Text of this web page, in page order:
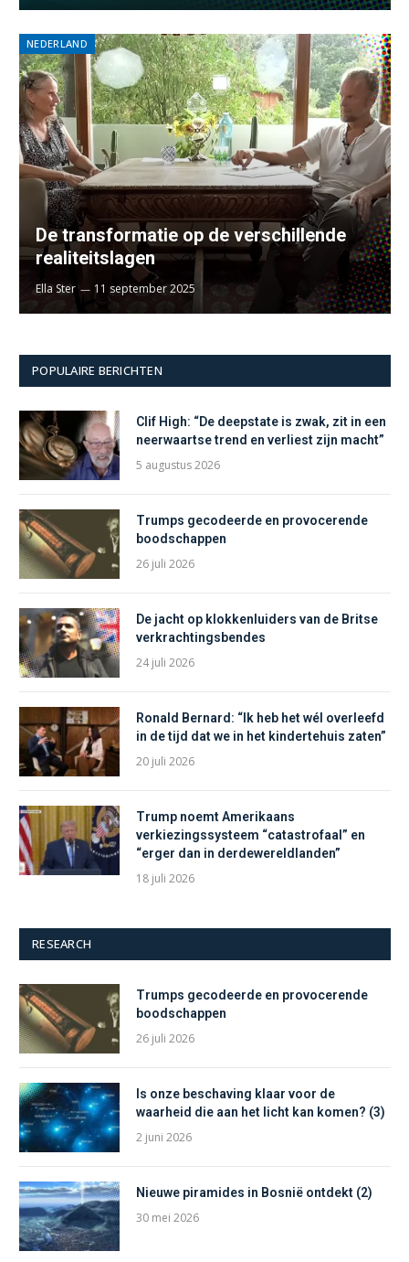
NEDERLAND
De transformatie op de verschillende
realiteitslagen
Ella Ster 11 september 2025
POPULAIRE BERICHTEN
Clif High: “De deepstate is zwak, zit in een
neerwaartse trend en verliest zijn macht”
5 augustus 2026
Trumps gecodeerde en provocerende
boodschappen
26 juli 2026
De jacht op klokkenluiders van de Britse
verkrachtingsbendes
24 juli 2026
Ronald Bernard: “Ik heb het wél overleefd
in de tijd dat we in het kindertehuis zaten”
20 juli 2026
Trump noemt Amerikaans
verkiezingssysteem “catastrofaal” en
“erger dan in derdewereldlanden”
18 juli 2026
RESEARCH
Trumps gecodeerde en provocerende
boodschappen
26 juli 2026
Is onze beschaving klaar voor de
waarheid die aan het licht kan komen? (3)
2 juni 2026
Nieuwe piramides in Bosnië ontdekt (2)
30 mei 2026